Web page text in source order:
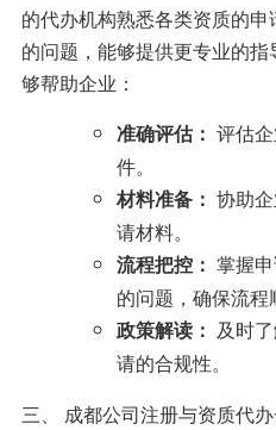
的代办机构熟悉各类资质的
的问题，能够提供更专业的
够帮助企业：
准确评估： 评估
件。
材料准备： 协助
请材料。
流程把控： 掌握
的问题，确保流程
政策解读： 及时
请的合规性。
三、 成都公司注册与资质代